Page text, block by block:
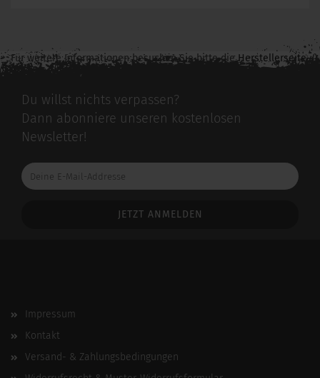
Für weitere Informationen besuchen Sie bitte dieHerstellerseite
zu diesem Artikel.
Du willst nichts verpassen?
Dann abonniere unseren kostenlosen
Newsletter!
Deine
E-
Impressum
Kontakt
Versand- & Zahlungsbedingungen